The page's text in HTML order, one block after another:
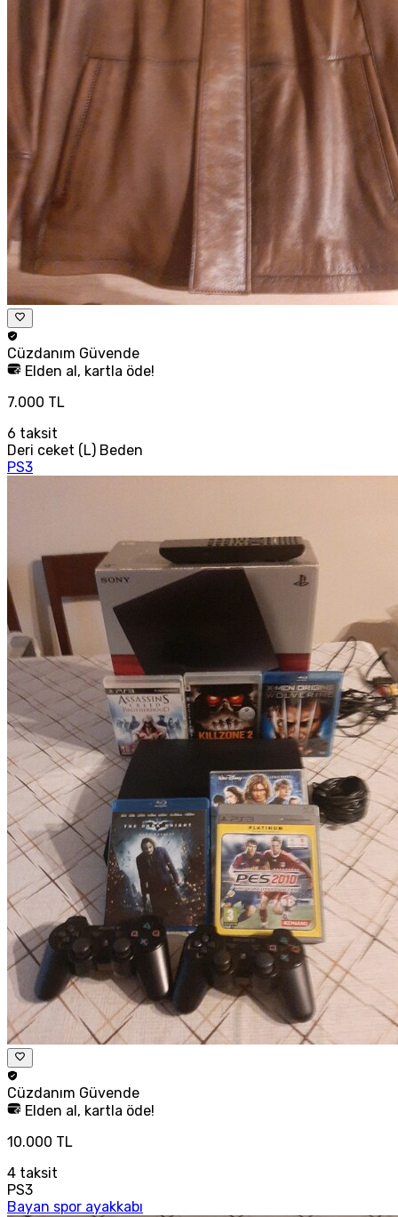
Cüzdanım Güvende
Elden al, kartla öde!
7.000 TL
6 taksit
Deri ceket (L) Beden
PS3
Cüzdanım Güvende
Elden al, kartla öde!
10.000 TL
4 taksit
PS3
Bayan spor ayakkabı